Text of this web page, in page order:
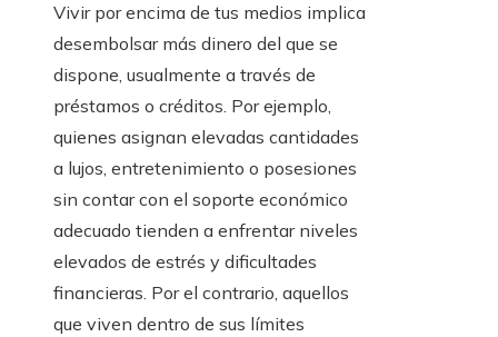
Vivir por encima de tus medios implica
desembolsar más dinero del que se
dispone, usualmente a través de
préstamos o créditos. Por ejemplo,
quienes asignan elevadas cantidades
a lujos, entretenimiento o posesiones
sin contar con el soporte económico
adecuado tienden a enfrentar niveles
elevados de estrés y dificultades
financieras. Por el contrario, aquellos
que viven dentro de sus límites